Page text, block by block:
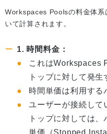
Workspaces Poolsの料金体系
いて計算されます。
1. 時間料金：
これはWorkspaces
トップに対して発生
時間単価は利用する
ユーザーが接続して
トップに対しては